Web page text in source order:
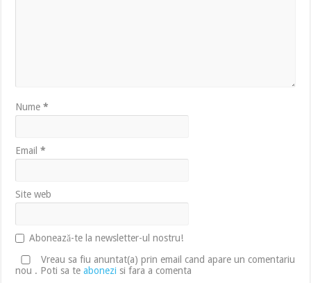
Nume*
Email*
Site web
Abonează-te la newsletter-ul nostru!
Vreau sa fiu anuntat(a) prin email cand apare un comentariu
nou . Poti sa teabonezi si fara a comenta